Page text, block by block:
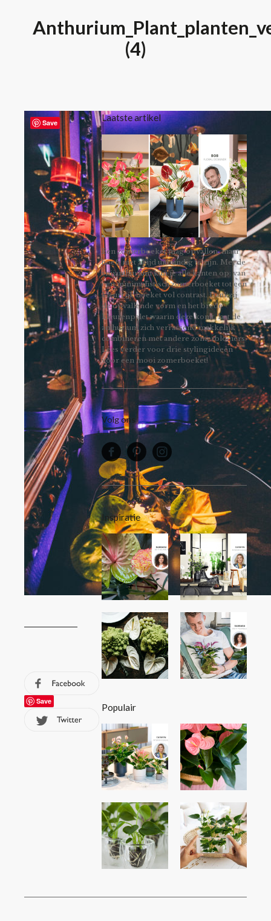
(4)
Save
Laatste artikel
Een zomerboeket mag opvallen, maar
hoeft niet altijd uitbundig te zijn. Met de
snijanthurium kun je alle kanten op: van
een minimalistisch zomerboeket tot een
kleurrijk boeket vol contrast. Dankzij
de opvallende vorm en het brede
kleurenpalet waarin deze komt, laat de
anthurium zich verrassend makkelijk
combineren met andere zomerbloeiers.
Lees verder voor drie stylingideeën
voor een mooi zomerboeket!
Volg ons
Inspiratie
Populair
Save